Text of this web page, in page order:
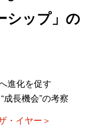
シップ」の
進化を促す
長機会”の考察
・イヤー＞